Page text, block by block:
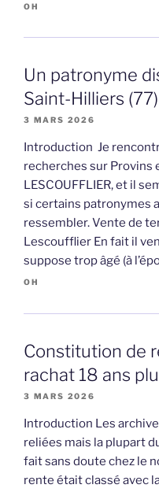
OH
Un patronyme
Saint-Hilliers
3 MARS 2026
Introduction Je
recherches sur Provins
LESCOUFFLIER, et il
si certains patronymes
ressembler. Vente de
Lescoufflier En fait il
suppose trop âgé (à
OH
Constitution de
rachat 18 ans
3 MARS 2026
Introduction Les
reliées mais la plupart
fait sans doute chez le
rente était classé avec